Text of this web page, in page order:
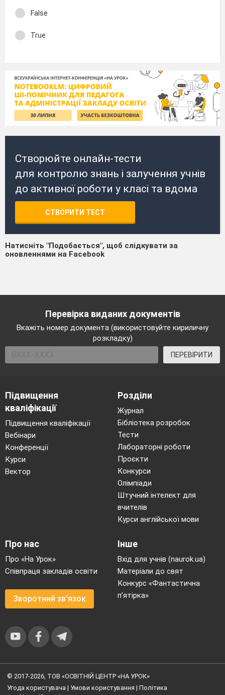
False
True
Створюйте онлайн-тести
для контролю знань і залучення учнів
до активної роботи у класі та вдома
СТВОРИТИ ТЕСТ
Натисніть "Подобається", щоб слідкувати за
оновленнями на Facebook
Перевірка виданих документів
Вкажіть номер документа (використовуйте кириличну
розкладку)
ПЕРЕВІРИТИ
Підвищення
кваліфікації
Підвищення кваліфікації
Вебінари
Конференції
Курси
Вектор
Розділи
Журнал
Бібліотека розробок
Тести
Лабораторні роботи
Проєкти
Конкурси
Олімпіади
Штучний інтелект для
вчителів
Курси англійської мови
Про нас
Про «На Урок»
Співпраця закладів освіти
Зворотний зв'язок
Інше
Вхід для учнів (naurok.ua)
Матеріали до свят
Конкурс «Фантастична
п’ятірка»
© 2017-2026, ТОВ «ОСВІТНІЙ ЦЕНТР «НА УРОК»
Угода користувача | Умови користування | Політика